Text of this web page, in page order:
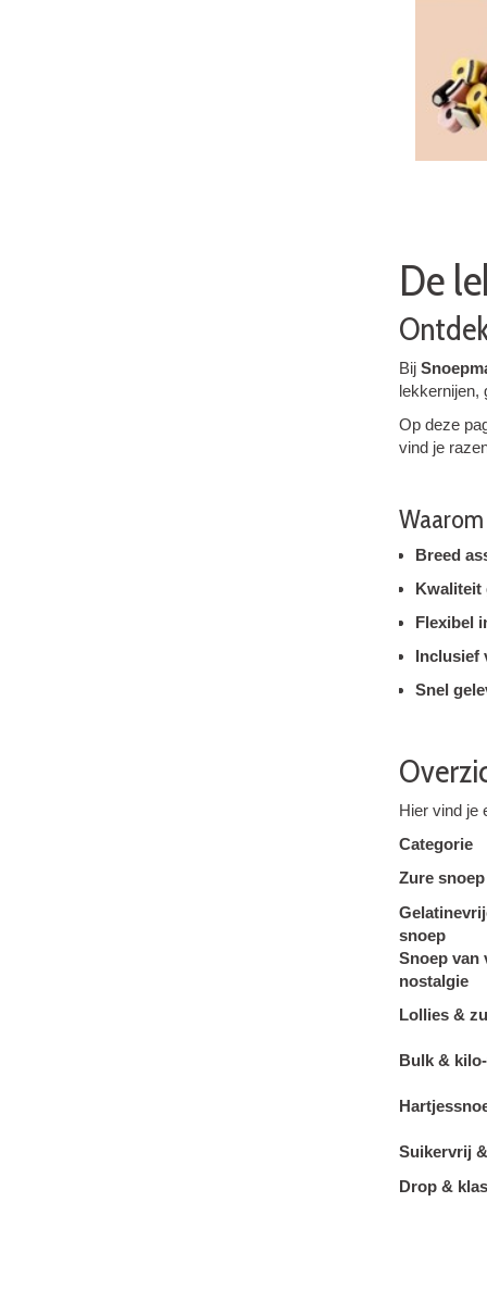
De
Bij
lekkernijen,
Op deze
vind je
Breed
Kwaliteit
Flexibel
Inclusief
Snel
Hier vind je
Categorie
Zure snoep
snoep
Snoep van
nostalgie
Lollies &
Bulk &
Suikervrij
Drop &